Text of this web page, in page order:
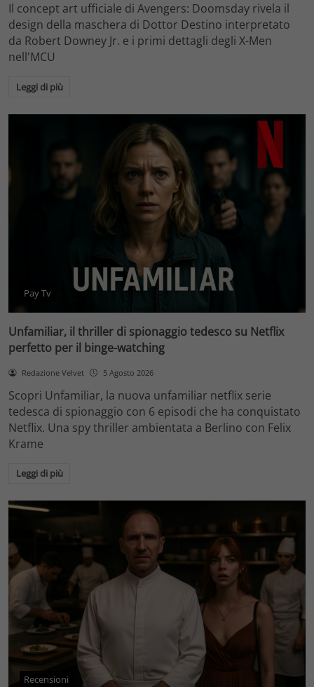
Il concept art ufficiale di Avengers: Doomsday rivela il
design della maschera di Dottor Destino interpretato
da Robert Downey Jr. e i primi dettagli degli X-Men
nell'MCU
Leggi di più
Pay Tv
Unfamiliar, il thriller di spionaggio tedesco su Netflix
perfetto per il binge-watching
Redazione Velvet 5 Agosto 2026
Scopri Unfamiliar, la nuova unfamiliar netflix serie
tedesca di spionaggio con 6 episodi che ha conquistato
Netflix. Una spy thriller ambientata a Berlino con Felix
Krame
Leggi di più
Recensioni